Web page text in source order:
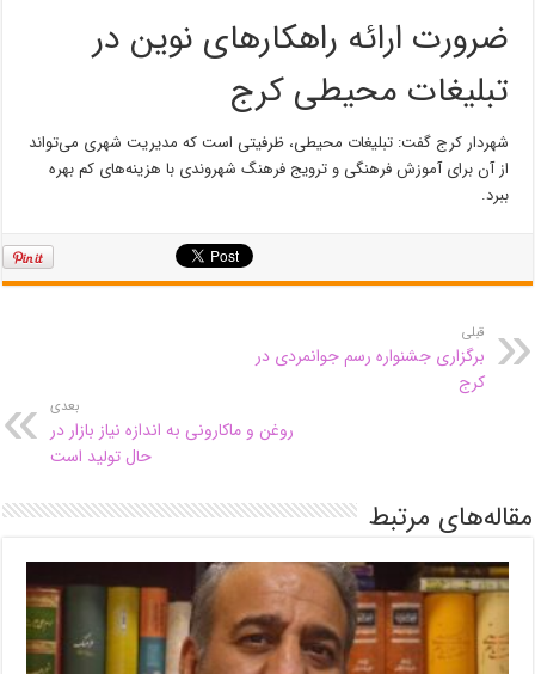
ضرورت ارائه راهکار‌های نوین در
تبلیغات محیطی کرج
شهردار کرج گفت: تبلیغات محیطی، ظرفیتی است که مدیریت شهری می‌تواند
از آن برای آموزش فرهنگی و ترویج فرهنگ شهروندی با هزینه‌های کم بهره
ببرد.
قبلی
برگزاری جشنواره رسم جوانمردی در
کرج
بعدی
روغن و ماکارونی به اندازه نیاز بازار در
حال تولید است
مقاله‌های مرتبط